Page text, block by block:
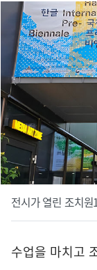
전시가 열린 조치
수업을 마치고